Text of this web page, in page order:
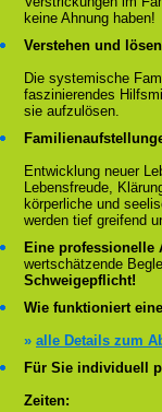
keine Ahnung haben!
Verstehen und
Die systemische
faszinierendes
sie aufzulösen.
Entwicklung neuer
Lebensfreude,
körperliche und
werden tief greifend
Eine professionelle
wertschätzende
Schweigepflicht!
Wie funktioniert
» alle Details zum
Für Sie individuell
Zeiten: